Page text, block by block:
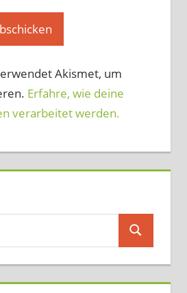
Akismet, um
Erfahre, wie deine
verarbeitet werden.
Suchen